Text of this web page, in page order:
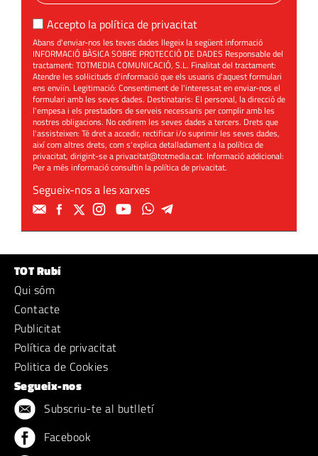
Accepto la política de privacitat
Abans d'enviar-nos les teves dades llegeix la següent informació
INFORMACIÓ BÀSICA SOBRE PROTECCIÓ DE DADES Responsable del
tractament: TOTMEDIA COMUNICACIÓ, S.L. Finalitat del tractament:
Atendre les sol·licituds d'informació que els usuaris d'aquest formulari
ens enviïn. Legitimació: Consentiment de l'interessat en enviar-nos el
formulari amb les seves dades. Destinataris: El personal, la direcció de
l'empesa i els prestadors de serveis necessaris per complir amb les
nostres obligacions. No cedirem les seves dades a tercers. Drets que
l'assisteixen: Té dret a accedir, rectificar i/o suprimir les seves dades,
així com altres drets, com s'explica detalladament a la política de
privacitat, dirigint-se aprivacitat@totmedia.cat. Informació addicional:
Per a més informació consultin lapolítica de privacitat.
Segueix-nos a les xarxes
TOT Rubí
Qui sóm
Contacte
Publicitat
Política de privacitat
Politica de Cookies
Segueix-nos
Subscriu-te al butlletí
Facebook